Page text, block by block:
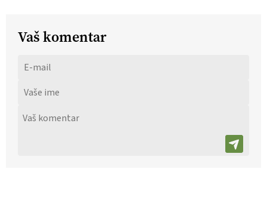
Vaš komentar